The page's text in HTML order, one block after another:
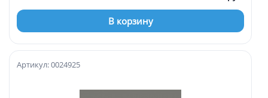
В корзину
Артикул: 0024925